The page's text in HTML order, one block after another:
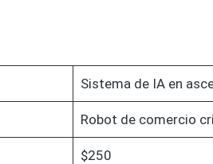
Sistema de IA en
Robot de comercio
$250